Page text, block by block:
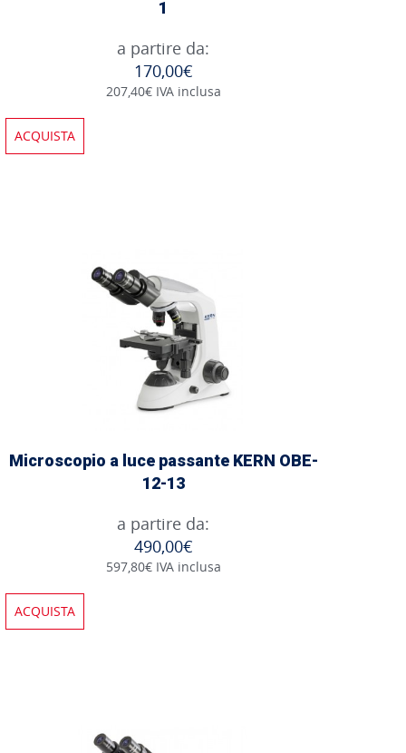
1
a partire da:
170,00€
207,40€ IVA inclusa
ACQUISTA
Microscopio a luce passante KERN OBE-
12-13
a partire da:
490,00€
597,80€ IVA inclusa
ACQUISTA